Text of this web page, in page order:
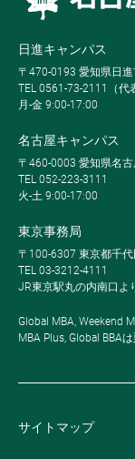
日進キャンパス
〒470-0193 愛知県日
TEL 0561-73-2111（代
月-金 9:00-17:00
名古屋キャンパス
〒460-0003 愛知県名古
TEL 052-223-3111
火-土 9:00-17:00
東京事務局
〒100-6307 東京都千
TEL 03-3212-4111
JR東京駅丸の内南口よ
Global MBA, Weekend
MBA Plus, Global BBA
サイトマップ